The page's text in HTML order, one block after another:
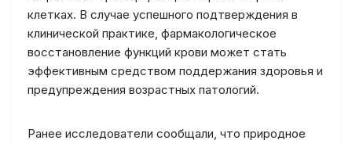
клетках. В случае успешного подтверждения в
клинической практике, фармакологическое
восстановление функций крови может стать
эффективным средством поддержания здоровья и
предупреждения возрастных патологий.
Ранее исследователи сообщали, что природное